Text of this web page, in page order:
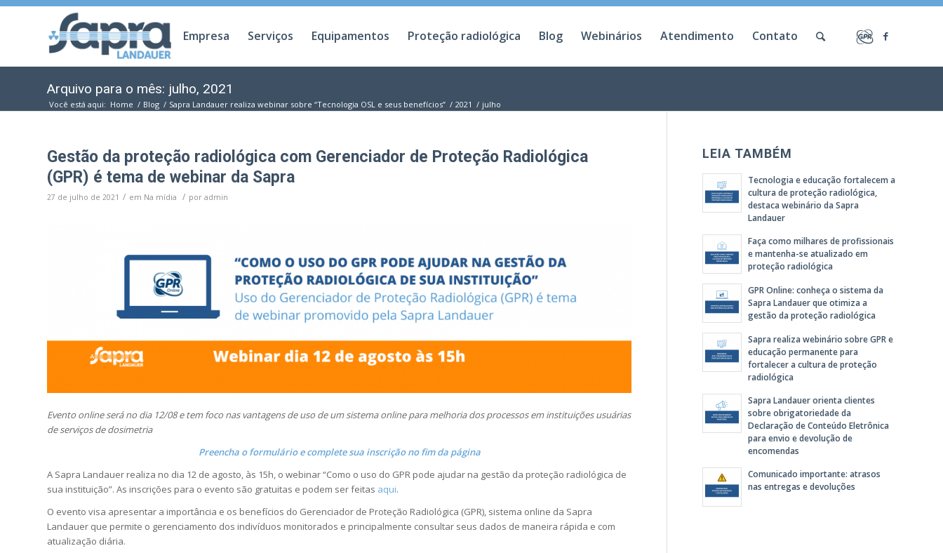
Empresa Serviços Equipamentos Proteção radiológica Blog Webinários Atendimento Contato
Arquivo para o mês: julho, 2021
Você está aqui: Home / Blog / Sapra Landauer realiza webinar sobre “Tecnologia OSL e seus benefícios” / 2021 / julho
Gestão da proteção radiológica com Gerenciador de Proteção Radiológica
(GPR) é tema de webinar da Sapra
27 de julho de 2021 / em Na mídia / por admin
Evento online será no dia 12/08 e tem foco nas vantagens de uso de um sistema online para melhoria dos processos em instituições usuárias
de serviços de dosimetria
Preencha o formulário e complete sua inscrição no fim da página
A Sapra Landauer realiza no dia 12 de agosto, às 15h, o webinar “Como o uso do GPR pode ajudar na gestão da proteção radiológica de
sua instituição”. As inscrições para o evento são gratuitas e podem ser feitas aqui.
O evento visa apresentar a importância e os benefícios do Gerenciador de Proteção Radiológica (GPR), sistema online da Sapra
Landauer que permite o gerenciamento dos indivíduos monitorados e principalmente consultar seus dados de maneira rápida e com
atualização diária.
LEIA TAMBÉM
Tecnologia e educação fortalecem a
cultura de proteção radiológica,
destaca webinário da Sapra
Landauer
Faça como milhares de profissionais
e mantenha-se atualizado em
proteção radiológica
GPR Online: conheça o sistema da
Sapra Landauer que otimiza a
gestão da proteção radiológica
Sapra realiza webinário sobre GPR e
educação permanente para
fortalecer a cultura de proteção
radiológica
Sapra Landauer orienta clientes
sobre obrigatoriedade da
Declaração de Conteúdo Eletrônica
para envio e devolução de
encomendas
Comunicado importante: atrasos
nas entregas e devoluções